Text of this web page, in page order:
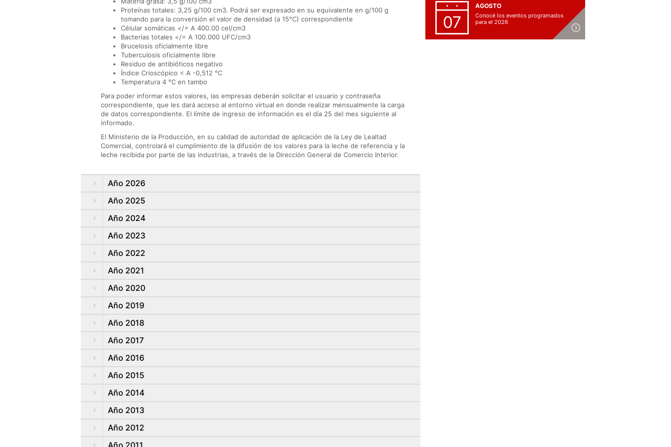
Proteínas totales: 3,25 g/100 cm3. Podrá ser expresado en su equivalente en g/100 g
tomando para la conversión el valor de densidad (a 15°C) correspondiente
Célular somáticas </= A 400.00 cel/cm3
Bacterias totales </= A 100.000 UFC/cm3
Brucelosis oficialmente libre
Tuberculosis oficialmente libre
Residuo de antibióticos negativo
Índice Crioscópico < A -0,512 °C
Temperatura 4 °C en tambo
Para poder informar estos valores, las empresas deberán solicitar el usuario y contraseña
correspondiente, que les dará acceso al entorno virtual en donde realizar mensualmente la carga
de datos correspondiente. El límite de ingreso de información es el día 25 del mes siguiente al
informado.
El Ministerio de la Producción, en su calidad de autoridad de aplicación de la Ley de Lealtad
Comercial, controlará el cumplimiento de la difusión de los valores para la leche de referencia y la
leche recibida por parte de las industrias, a través de la Dirección General de Comercio Interior.
Año 2026
Año 2025
Año 2024
Año 2023
Año 2022
Año 2021
Año 2020
Año 2019
Año 2018
Año 2017
Año 2016
Año 2015
Año 2014
Año 2013
Año 2012
Año 2011
07
AGOSTO
Conocé los eventos programados
para el 2026